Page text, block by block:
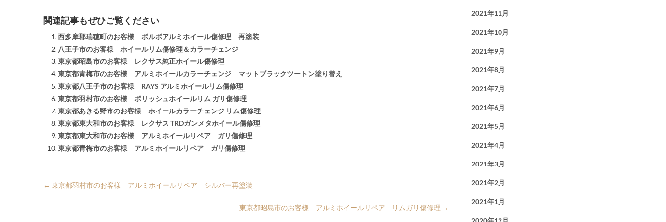
関連記事もぜひご覧ください
西多摩郡瑞穂町のお客様 ボルボアルミホイール傷修理 再塗装
八王子市のお客様 ホイールリム傷修理＆カラーチェンジ
東京都昭島市のお客様 レクサス純正ホイール傷修理
東京都青梅市のお客様 アルミホイールカラーチェンジ マットブラックツートン塗り替え
東京都八王子市のお客様 RAYS アルミホイールリム傷修理
東京都羽村市のお客様 ポリッシュホイールリム ガリ傷修理
東京都あきる野市のお客様 ホイールカラーチェンジ リム傷修理
東京都東大和市のお客様 レクサス TRDガンメタホイール傷修理
東京都東大和市のお客様 アルミホイールリペア ガリ傷修理
東京都青梅市のお客様 アルミホイールリペア ガリ傷修理
← 東京都羽村市のお客様 アルミホイールリペア シルバー再塗装
東京都昭島市のお客様 アルミホイールリペア リムガリ傷修理 →
2021年11月
2021年10月
2021年9月
2021年8月
2021年7月
2021年6月
2021年5月
2021年4月
2021年3月
2021年2月
2021年1月
2020年12月